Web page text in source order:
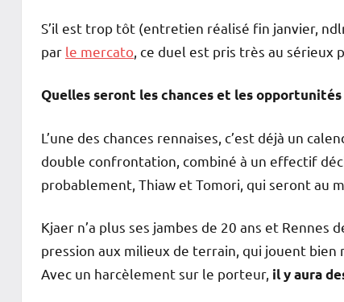
S’il est trop tôt (entretien réalisé fin janvier,
par le mercato , ce duel est pris très au
Quelles seront les chances et les
L’une des chances rennaises, c’est déjà un
double confrontation, combiné à un effectif
probablement, Thiaw et Tomori, qui seront au
Kjaer n’a plus ses jambes de 20 ans et
pression aux milieux de terrain, qui jouent bien
Avec un harcèlement sur le porteur, il y aura